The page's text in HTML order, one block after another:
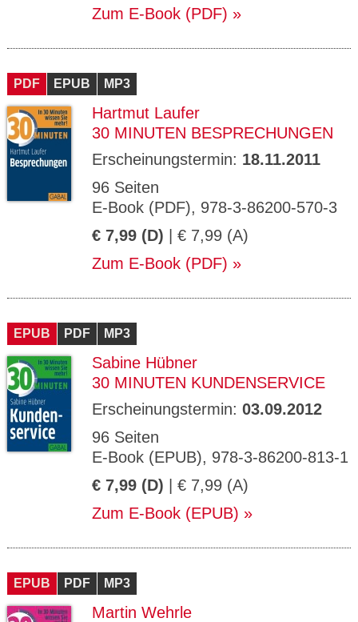
Zum E-Book (PDF)
PDF EPUB MP3
Hartmut Laufer
30 MINUTEN BESPRECHUNGEN
Erscheinungstermin: 18.11.2011
96 Seiten
E-Book (PDF), 978-3-86200-570-3
€ 7,99 (D) | € 7,99 (A)
Zum E-Book (PDF)
EPUB PDF MP3
Sabine Hübner
30 MINUTEN KUNDENSERVICE
Erscheinungstermin: 03.09.2012
96 Seiten
E-Book (EPUB), 978-3-86200-813-1
€ 7,99 (D) | € 7,99 (A)
Zum E-Book (EPUB)
EPUB PDF MP3
Martin Wehrle